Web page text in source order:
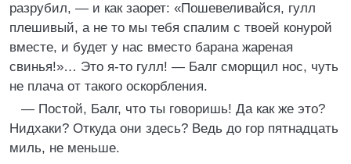
разрубил, — и как заорет: «Пошевеливайся, гулл
плешивый, а не то мы тебя спалим с твоей конурой
вместе, и будет у нас вместо барана жареная
свинья!»… Это я-то гулл! — Балг сморщил нос, чуть
не плача от такого оскорбления.
— Постой, Балг, что ты говоришь! Да как же это?
Нидхаки? Откуда они здесь? Ведь до гор пятнадцать
миль, не меньше.